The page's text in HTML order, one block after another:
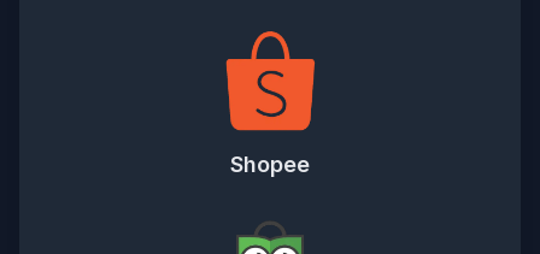
Shopee